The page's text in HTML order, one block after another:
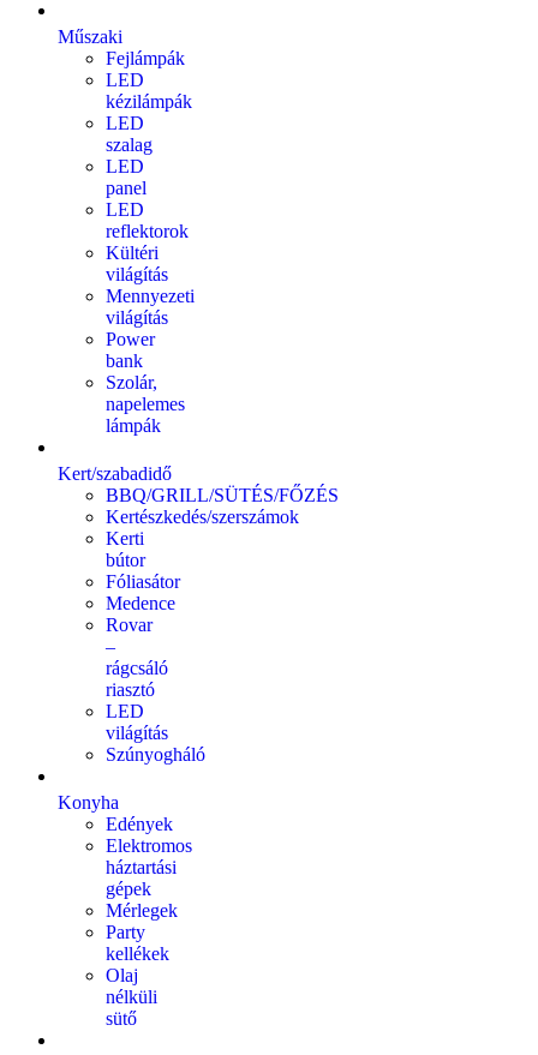
Műszaki
Fejlámpák
LED
kézilámpák
LED
szalag
LED
panel
LED
reflektorok
Kültéri
világítás
Mennyezeti
világítás
Power
bank
Szolár,
napelemes
lámpák
Kert/szabadidő
BBQ/GRILL/SÜTÉS/FŐZÉS
Kertészkedés/szerszámok
Kerti
bútor
Fóliasátor
Medence
Rovar
–
rágcsáló
riasztó
LED
világítás
Szúnyogháló
Konyha
Edények
Elektromos
háztartási
gépek
Mérlegek
Party
kellékek
Olaj
nélküli
sütő